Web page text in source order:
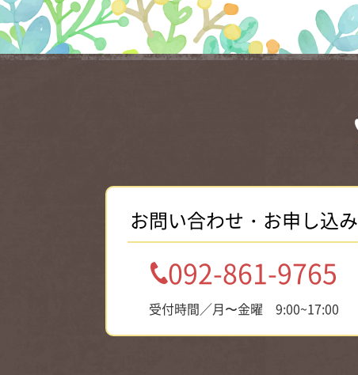
お問い合わせ・お申し込み
092-861-9765
受付時間／月〜金曜 9:00~17:00